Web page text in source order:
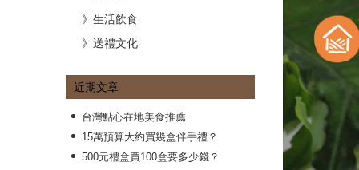
》生活飲食
》送禮文化
近期文章
台灣點心在地美食推薦
15萬預算大約買幾盒伴手禮？
500元禮盒買100盒要多少錢？